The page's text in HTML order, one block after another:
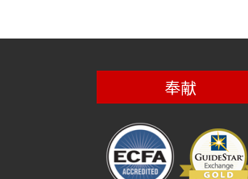
奉献